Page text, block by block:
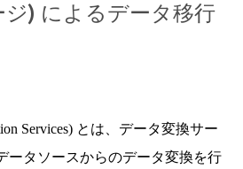
ジ) によるデータ移行
Services) とは、データ変換サー
ータソースからのデータ変換を行